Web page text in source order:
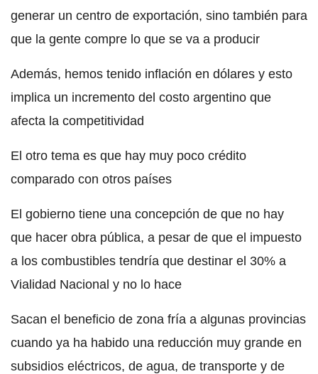
generar un centro de exportación, sino también para
que la gente compre lo que se va a producir
Además, hemos tenido inflación en dólares y esto
implica un incremento del costo argentino que
afecta la competitividad
El otro tema es que hay muy poco crédito
comparado con otros países
El gobierno tiene una concepción de que no hay
que hacer obra pública, a pesar de que el impuesto
a los combustibles tendría que destinar el 30% a
Vialidad Nacional y no lo hace
Sacan el beneficio de zona fría a algunas provincias
cuando ya ha habido una reducción muy grande en
subsidios eléctricos, de agua, de transporte y de